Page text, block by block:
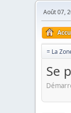
Août 07,
= La
Se